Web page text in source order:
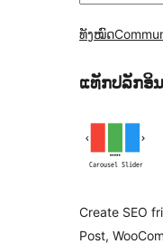
ທັງໝົດ
ແທັກປລັກອິ
Create SEO
Post,